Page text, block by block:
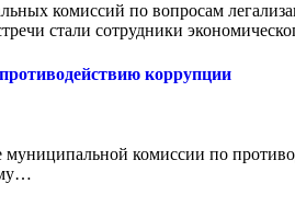
комиссий по вопросам
стали сотрудники
коррупции
муниципальной комиссии по